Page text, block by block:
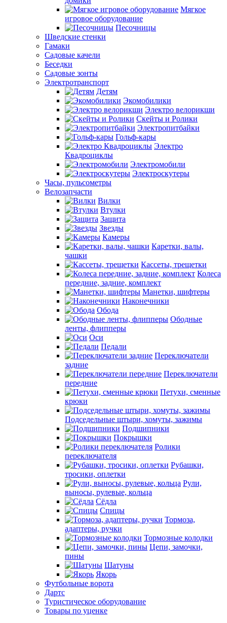
Мягкое
игровое оборудование
Песочницы
Шведские стенки
Гамаки
Садовые качели
Беседки
Садовые зонты
Электротранспорт
Детям
Экомобилики
Электро велорикши
Скейты и Ролики
Электропитбайки
Гольф-кары
Электро
Квадроциклы
Электромобили
Электроскутеры
Часы, пульсометры
Велозапчасти
Вилки
Втулки
Защита
Звезды
Камеры
Каретки, валы,
чашки
Кассеты, трещетки
Колеса
передние, задние, комплект
Манетки, шифтеры
Наконечники
Обода
Ободные
ленты, флипперы
Оси
Педали
Переключатели
задние
Переключатели
передние
Петухи, сменные
крюки
Подседельные штыри, хомуты, зажимы
Подшипники
Покрышки
Ролики
переключателя
Рубашки,
тросики, оплетки
Рули,
выносы, рулевые, кольца
Сёдла
Спицы
Тормоза,
адаптеры, ручки
Тормозные колодки
Цепи, замочки,
пины
Шатуны
Якорь
Футбольные ворота
Дартс
Туристическое оборудование
Товары по уценке